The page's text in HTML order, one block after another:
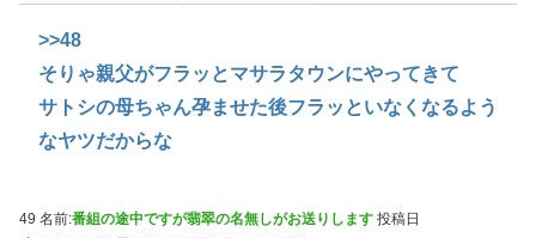
>>48
そりゃ親父がフラッとマサラタウンにやってきて
サトシの母ちゃん孕ませた後フラッといなくなるよう
なヤツだからな
49 名前:番組の途中ですが翡翠の名無しがお送りします 投稿日